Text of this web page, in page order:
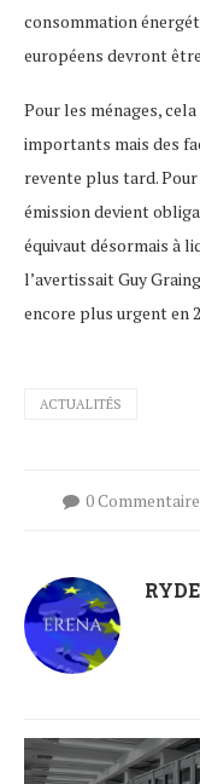
consommation
européens devront
Pour les ménages,
importants mais des
revente plus tard.
émission devient
équivaut désormais à
l’avertissait Guy
encore plus urgent en
ACTUALITÉS
0